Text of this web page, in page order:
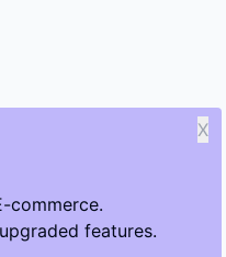
commerce.
features.
X
reserved.
answers and cleaner